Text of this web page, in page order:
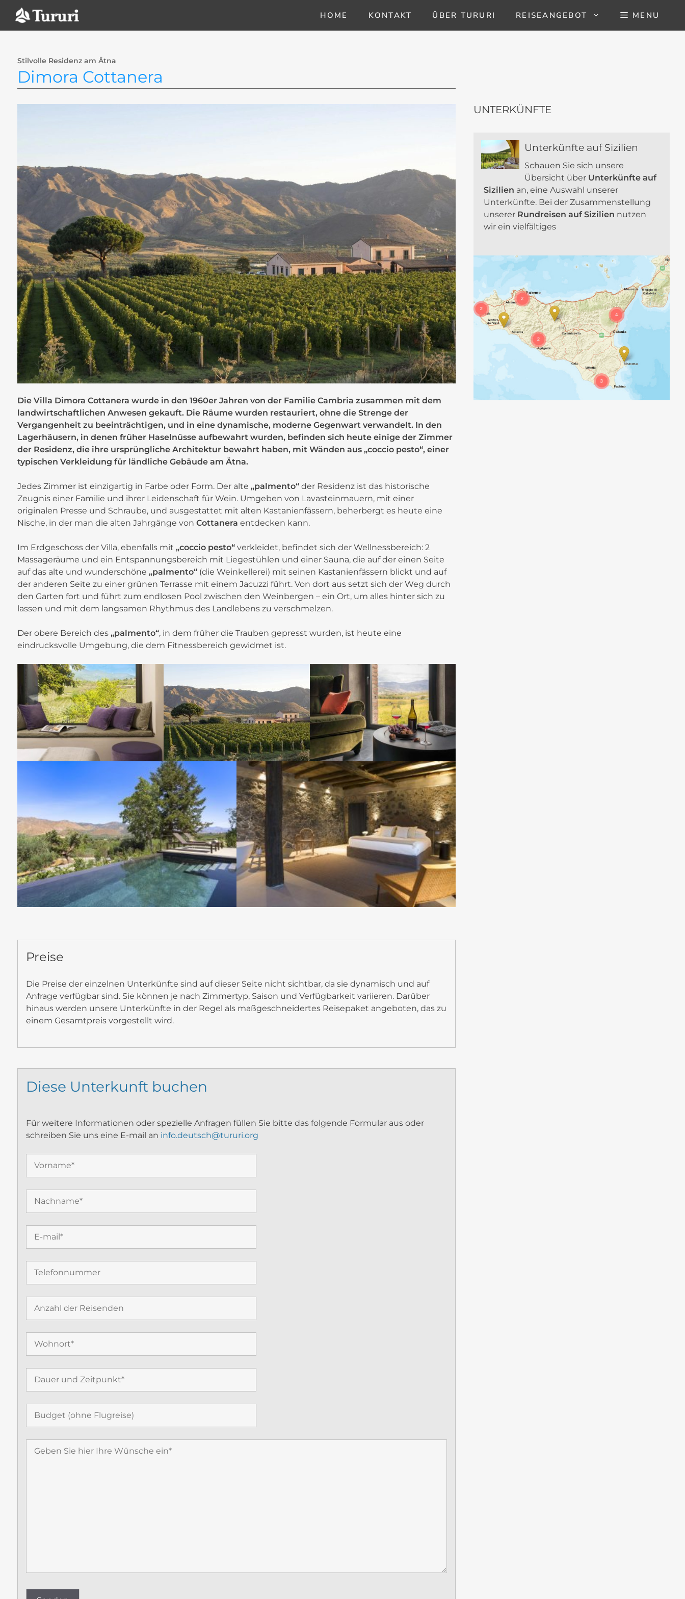
Inhalt
springen
HOME KONTAKT ÜBER TURURI REISEANGEBOT MENU
Stilvolle Residenz am Ätna
Dimora Cottanera
Die Villa Dimora Cottanera wurde in den 1960er Jahren von der Familie Cambria zusammen mit dem
landwirtschaftlichen Anwesen gekauft. Die Räume wurden restauriert, ohne die Strenge der
Vergangenheit zu beeinträchtigen, und in eine dynamische, moderne Gegenwart verwandelt. In den
Lagerhäusern, in denen früher Haselnüsse aufbewahrt wurden, befinden sich heute einige der Zimmer
der Residenz, die ihre ursprüngliche Architektur bewahrt haben, mit Wänden aus„coccio pesto“, einer
typischen Verkleidung für ländliche Gebäude am Ätna.
Jedes Zimmer ist einzigartig in Farbe oder Form. Der alte„palmento“ der Residenz ist das historische
Zeugnis einer Familie und ihrer Leidenschaft für Wein. Umgeben von Lavasteinmauern, mit einer
originalen Presse und Schraube, und ausgestattet mit alten Kastanienfässern, beherbergt es heute eine
Nische, in der man die alten Jahrgänge vonCottanera entdecken kann.
+
−
Im Erdgeschoss der Villa, ebenfalls mit„coccio pesto“ verkleidet, befindet sich der Wellnessbereich: 2
Massageräume und ein Entspannungsbereich mit Liegestühlen und einer Sauna, die auf der einen Seite
auf das alte und wunderschöne„palmento“ (die Weinkellerei) mit seinen Kastanienfässern blickt und auf
der anderen Seite zu einer grünen Terrasse mit einem Jacuzzi führt. Von dort aus setzt sich der Weg durch
den Garten fort und führt zum endlosen Pool zwischen den Weinbergen – ein Ort, um alles hinter sich zu
lassen und mit dem langsamen Rhythmus des Landlebens zu verschmelzen.
Der obere Bereich des„palmento“, in dem früher die Trauben gepresst wurden, ist heute eine
eindrucksvolle Umgebung, die dem Fitnessbereich gewidmet ist.
Preise
Die Preise der einzelnen Unterkünfte sind auf dieser Seite nicht sichtbar, da sie dynamisch und auf
Anfrage verfügbar sind. Sie können je nach Zimmertyp, Saison und Verfügbarkeit variieren. Darüber
hinaus werden unsere Unterkünfte in der Regel als maßgeschneidertes Reisepaket angeboten, das zu
einem Gesamtpreis vorgestellt wird.
Diese Unterkunft buchen
Für weitere Informationen oder spezielle Anfragen füllen Sie bitte das folgende Formular aus oder
schreiben Sie uns eine E-mail an info.deutsch@tururi.org
UNTERKÜNFTE
Unterkünfte auf Sizilien
Schauen Sie sich unsere
Übersicht über Unterkünfte auf
Sizilien an, eine Auswahl unserer
Unterkünfte. Bei der Zusammenstellung
unserer Rundreisen auf Sizilien nutzen
wir ein vielfältiges